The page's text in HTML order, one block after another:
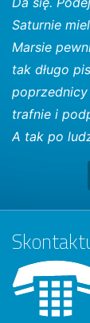
Saturnie
Marsie
tak długo
trafnie i
A tak po